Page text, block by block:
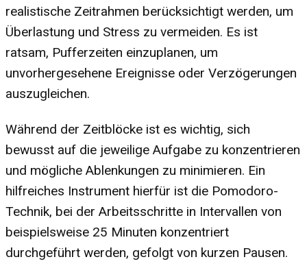
realistische Zeitrahmen berücksichtigt werden, um
Überlastung und Stress zu vermeiden. Es ist
ratsam, Pufferzeiten einzuplanen, um
unvorhergesehene Ereignisse oder Verzögerungen
auszugleichen.
Während der Zeitblöcke ist es wichtig, sich
bewusst auf die jeweilige Aufgabe zu konzentrieren
und mögliche Ablenkungen zu minimieren. Ein
hilfreiches Instrument hierfür ist die Pomodoro-
Technik, bei der Arbeitsschritte in Intervallen von
beispielsweise 25 Minuten konzentriert
durchgeführt werden, gefolgt von kurzen Pausen.